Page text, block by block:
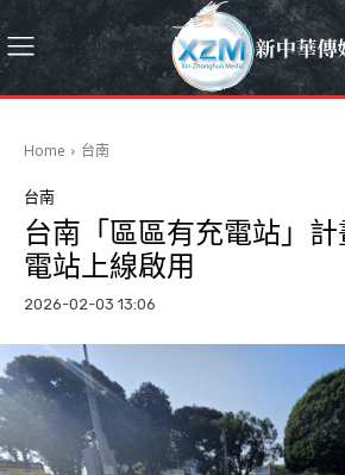
Home 台南
台南
台南「區區有充電站」
電站上線啟用
2026-02-03 13:06